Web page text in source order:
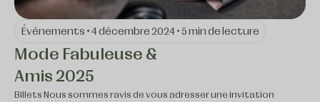
Événements • 4 décembre 2024 • 5 min de lecture
Mode Fabuleuse &
Amis 2025
Billets Nous sommes ravis de vous adresser une invitation